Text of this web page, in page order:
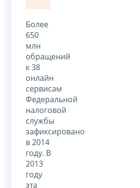
Более
650
млн
обращений
к 38
онлайн
сервисам
Федеральной
налоговой
службы
зафиксировано
в 2014
году. В
2013
году
эта